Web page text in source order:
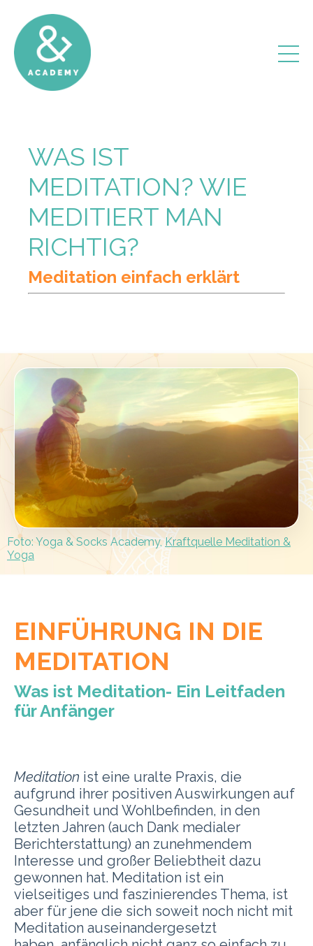
WAS IST
MEDITATION? WIE
MEDITIERT MAN
RICHTIG?
Meditation einfach erklärt
Foto: Yoga & Socks Academy,Kraftquelle Meditation &
Yoga
EINFÜHRUNG IN DIE
MEDITATION
Was ist Meditation- Ein Leitfaden
für Anfänger
Meditation ist eine uralte Praxis, die
aufgrund ihrer positiven Auswirkungen auf
Gesundheit und Wohlbefinden, in den
letzten Jahren (auch Dank medialer
Berichterstattung) an zunehmendem
Interesse und großer Beliebtheit dazu
gewonnen hat. Meditation ist ein
vielseitiges und faszinierendes Thema, ist
aber für jene die sich soweit noch nicht mit
Meditation auseinandergesetzt